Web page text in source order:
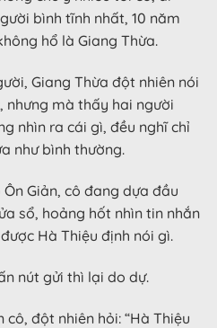
bình tĩnh nhất, 10 năm
hổ là Giang Thừa.
Giang Thừa đột nhiên nói
nhưng mà thấy hai người
nhìn ra cái gì, đều nghĩ chỉ
như bình thường.
Giản, cô đang dựa đầu
sổ, hoảng hốt nhìn tin nhắn
Hà Thiệu định nói gì.
nút gửi thì lại do dự.
đột nhiên hỏi: “Hà Thiệu